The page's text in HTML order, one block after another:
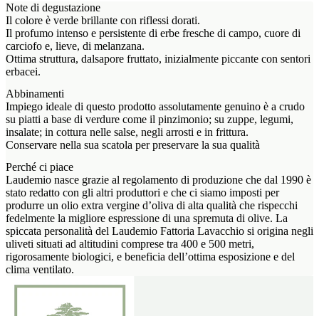
Note di degustazione
Il colore è verde brillante con riflessi dorati.
Il profumo intenso e persistente di erbe fresche di campo, cuore di
carciofo e, lieve, di melanzana.
Ottima struttura, dalsapore fruttato, inizialmente piccante con sentori
erbacei.
Abbinamenti
Impiego ideale di questo prodotto assolutamente genuino è a crudo
su piatti a base di verdure come il pinzimonio; su zuppe, legumi,
insalate; in cottura nelle salse, negli arrosti e in frittura.
Conservare nella sua scatola per preservare la sua qualità
Perché ci piace
Laudemio nasce grazie al regolamento di produzione che dal 1990 è
stato redatto con gli altri produttori e che ci siamo imposti per
produrre un olio extra vergine d’oliva di alta qualità che rispecchi
fedelmente la migliore espressione di una spremuta di olive. La
spiccata personalità del Laudemio Fattoria Lavacchio si origina negli
uliveti situati ad altitudini comprese tra 400 e 500 metri,
rigorosamente biologici, e beneficia dell’ottima esposizione e del
clima ventilato.